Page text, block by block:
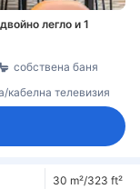
легло и 1
собствена баня
кабелна телевизия
30 m²/323 ft²